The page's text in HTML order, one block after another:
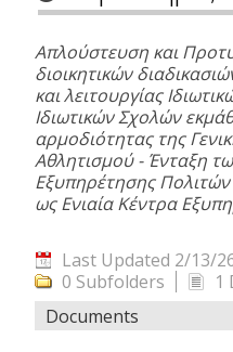
Απλούστευση και
διοικητικών
και λειτουργίας
Ιδιωτικών Σχολών
αρμοδιότητας της
Αθλητισμού - Ένταξη
Εξυπηρέτησης
ως Ενιαία Κέντρα
Last Updated 2/13/
0 Subfolders
1
Documents